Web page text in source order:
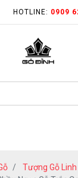
HOTLINE: 0909
Tượng Gỗ